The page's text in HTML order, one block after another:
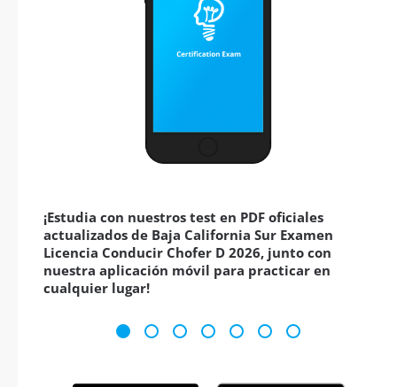
¡Estudia con nuestros test en PDF oficiales
actualizados de Baja California Sur Examen
Licencia Conducir Chofer D 2026, junto con
nuestra aplicación móvil para practicar en
cualquier lugar!